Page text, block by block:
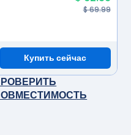
$ 69.99
Купить сейчас